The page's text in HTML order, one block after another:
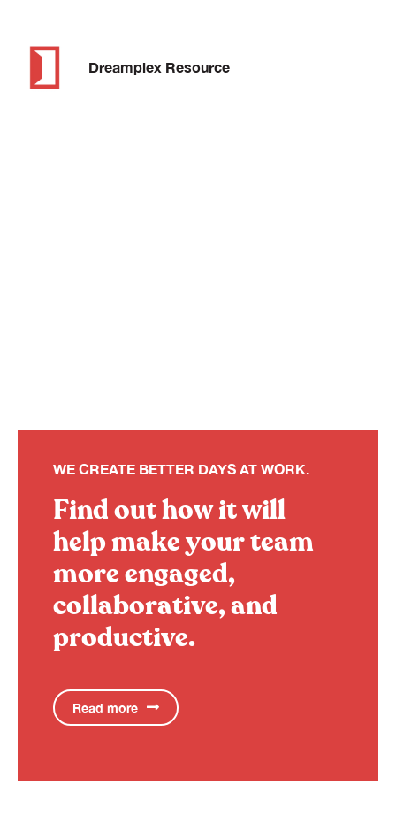
Dreamplex Resource
WE CREATE BETTER DAYS AT WORK.
Find out how it will
help make your team
more engaged,
collaborative, and
productive.
Read more